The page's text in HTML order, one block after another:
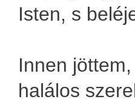
Isten, s
Innen
halálos